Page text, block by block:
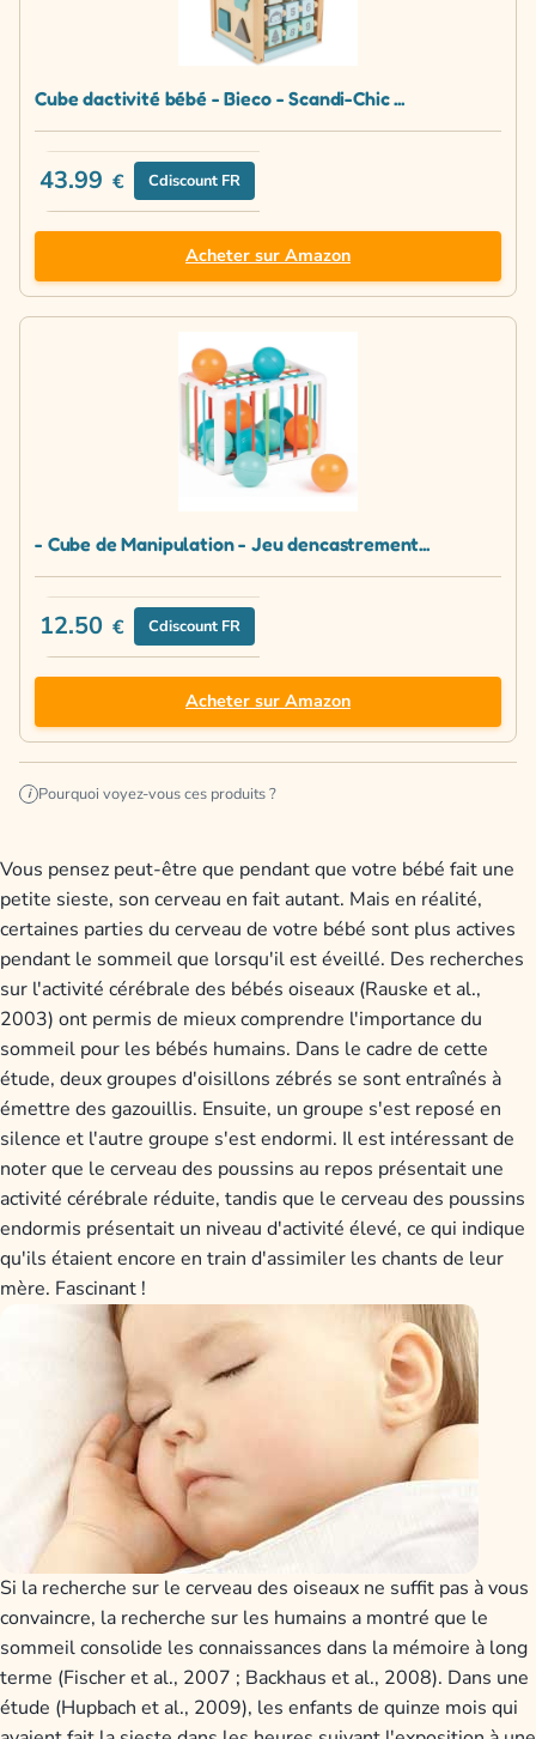
Cube dactivité bébé - Bieco - Scandi-Chic ...
43.99 € Cdiscount FR
Acheter sur Amazon
- Cube de Manipulation - Jeu dencastrement...
12.50 € Cdiscount FR
Acheter sur Amazon
i Pourquoi voyez-vous ces produits ?
Vous pensez peut-être que pendant que votre bébé fait une
petite sieste, son cerveau en fait autant. Mais en réalité,
certaines parties du cerveau de votre bébé sont plus actives
pendant le sommeil que lorsqu'il est éveillé. Des recherches
sur l'activité cérébrale des bébés oiseaux (Rauske et al.,
2003) ont permis de mieux comprendre l'importance du
sommeil pour les bébés humains. Dans le cadre de cette
étude, deux groupes d'oisillons zébrés se sont entraînés à
émettre des gazouillis. Ensuite, un groupe s'est reposé en
silence et l'autre groupe s'est endormi. Il est intéressant de
noter que le cerveau des poussins au repos présentait une
activité cérébrale réduite, tandis que le cerveau des poussins
endormis présentait un niveau d'activité élevé, ce qui indique
qu'ils étaient encore en train d'assimiler les chants de leur
mère. Fascinant !
Si la recherche sur le cerveau des oiseaux ne suffit pas à vous
convaincre, la recherche sur les humains a montré que le
sommeil consolide les connaissances dans la mémoire à long
terme (Fischer et al., 2007 ; Backhaus et al., 2008). Dans une
étude (Hupbach et al., 2009), les enfants de quinze mois qui